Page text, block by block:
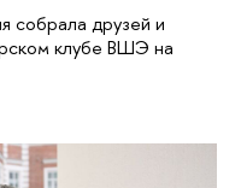
собрала друзей и
клубе ВШЭ на